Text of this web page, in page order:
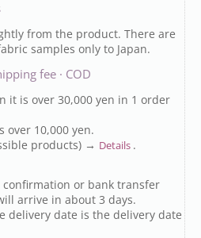
from the product. There are
samples only to Japan.
fee · COD
it is over 30,000 yen in 1 order
over 10,000 yen.
products) → Details .
or bank transfer
arrive in about 3 days.
delivery date is the delivery date